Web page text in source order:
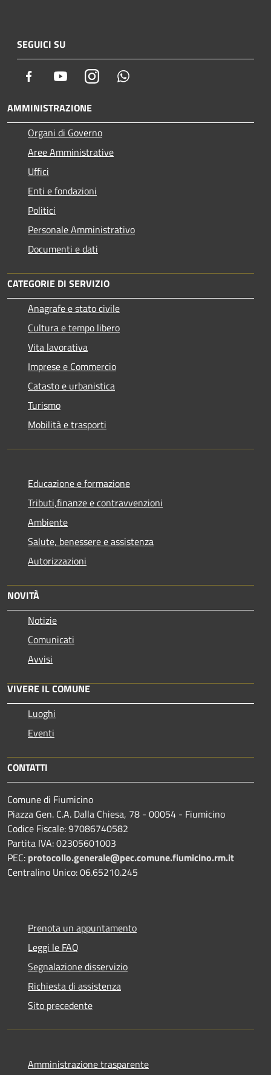
SEGUICI SU
Facebook YoutubeInstagram
AMMINISTRAZIONE
Organi di Governo
Aree Amministrative
Uffici
Enti e fondazioni
Politici
Personale Amministrativo
Documenti e dati
CATEGORIE DI SERVIZIO
Anagrafe e stato civile
Cultura e tempo libero
Vita lavorativa
Imprese e Commercio
Catasto e urbanistica
Turismo
Mobilità e trasporti
Educazione e formazione
Tributi,finanze e contravvenzioni
Ambiente
Salute, benessere e assistenza
Autorizzazioni
NOVITÀ
Notizie
Comunicati
Avvisi
VIVERE IL COMUNE
Luoghi
Eventi
CONTATTI
Comune di Fiumicino
Piazza Gen. C.A. Dalla Chiesa, 78 - 00054 - Fiumicino
Codice Fiscale: 97086740582
Partita IVA: 02305601003
PEC: protocollo.generale@pec.comune.fiumicino.rm.it
Centralino Unico: 06.65210.245
Prenota un appuntamento
Leggi le FAQ
Segnalazione disservizio
Richiesta di assistenza
Sito precedente
Amministrazione trasparente